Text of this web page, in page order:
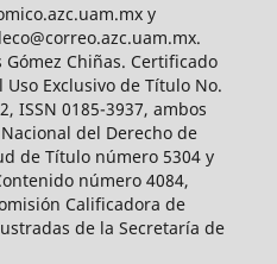
y
Chiñas. Certificado
Exclusivo de Título No.
ISSN 0185-3937, ambos
del Derecho de
de Título número 5304 y
número 4084,
Calificadora de
de la Secretaría de